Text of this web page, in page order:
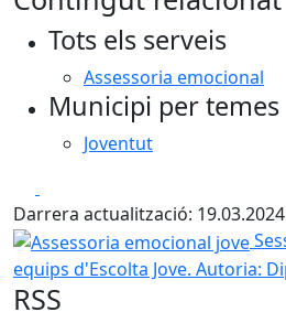
Tots els serveis
Assessoria emocional
Municipi per temes
Joventut
Darrera actualització:
Assessoria emocional jove
equips d'Escolta Jove. Autoria:
RSS